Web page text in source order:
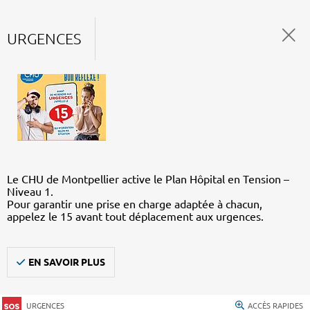
URGENCES
Le CHU de Montpellier active le Plan Hôpital en Tension –
Niveau 1.
Pour garantir une prise en charge adaptée à chacun,
appelez le 15 avant tout déplacement aux urgences.
EN SAVOIR PLUS
URGENCES ACCÈS RAPIDES